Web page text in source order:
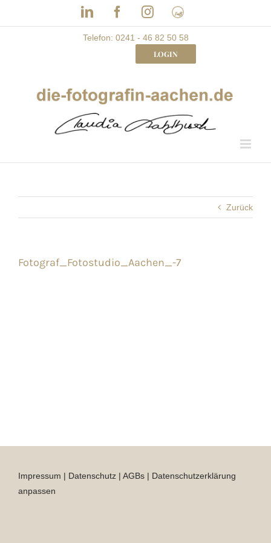
LinkedInFacebookInstagram
Frau
mit
Bizz
Telefon: 0241 - 46 82 50 58
LOGIN
Zurück
Fotograf_Fotostudio_Aachen_-7
Impressum | Datenschutz | AGBs | Datenschutzerklärung
anpassen